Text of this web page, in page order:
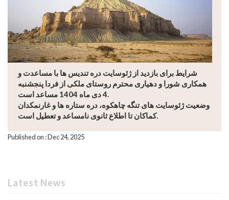
شرایط برای بازدید از ژئوسایت دره تندیس ها با مساعدت و
همکاری شورا و دهیاری محترم روستای ملکی از فردا پنجشنبه
4 دی ماه 1404 مساعد است.
وضعیت ژئوسایت های تنگه چاهکوه، دره ستاره ها و غارنمکدان
کماکان تا اطلاع ثانوی نامساعد و تعطیل است.
Published on : Dec 24, 2025
Latest News